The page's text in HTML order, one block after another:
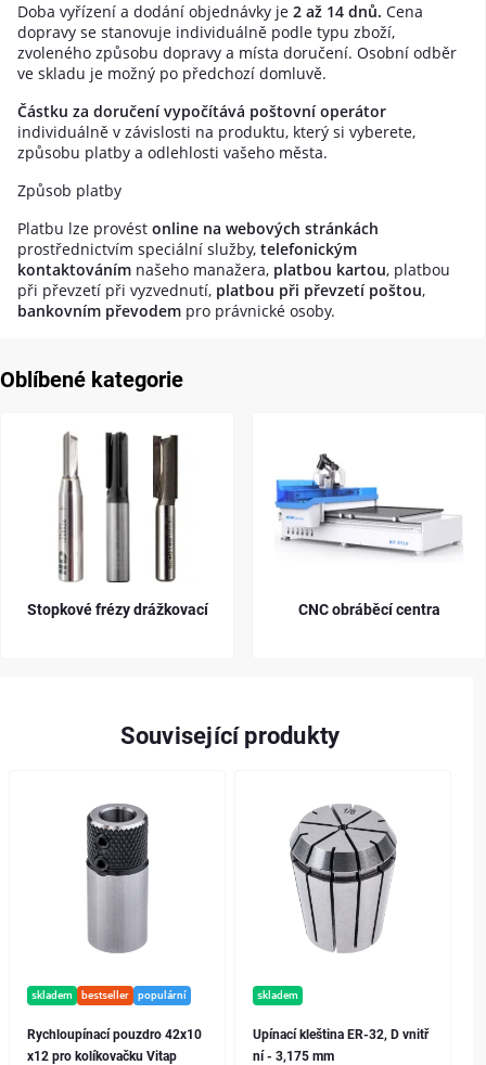
Doba vyřízení a dodání objednávky je 2 až 14 dnů. Cena
dopravy se stanovuje individuálně podle typu zboží,
zvoleného způsobu dopravy a místa doručení. Osobní odběr
ve skladu je možný po předchozí domluvě.
Částku za doručení vypočítává poštovní operátor
individuálně v závislosti na produktu, který si vyberete,
způsobu platby a odlehlosti vašeho města.
Způsob platby
Platbu lze provést online na webových stránkách
prostřednictvím speciální služby, telefonickým
kontaktováním našeho manažera, platbou kartou, platbou
při převzetí při vyzvednutí, platbou při převzetí poštou,
bankovním převodem pro právnické osoby.
Oblíbené kategorie
Stopkové frézy drážkovací CNC obráběcí centra
Související produkty
skladem bestseller populární
Rychloupínací pouzdro 42x10
x12 pro kolíkovačku Vitap
skladem
Upínací kleština ER-32, D vnitř
ní - 3,175 mm